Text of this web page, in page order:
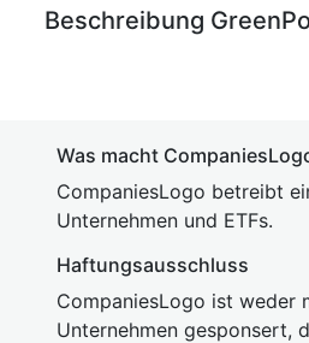
Beschreibung
Was macht
CompaniesLogo betreibt
Unternehmen und ETFs.
Haftungsausschluss
CompaniesLogo ist weder
Unternehmen gesponsert,